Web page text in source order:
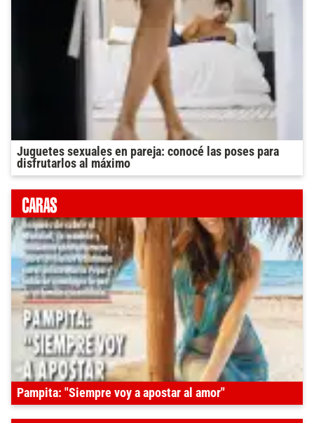
Juguetes sexuales en pareja: conocé las poses para
disfrutarlos al máximo
Pampita: "Siempre voy a apostar al amor"